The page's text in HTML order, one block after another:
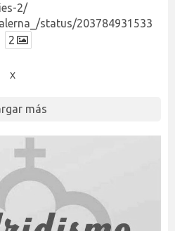
2/
status/203784931533
2
X
más